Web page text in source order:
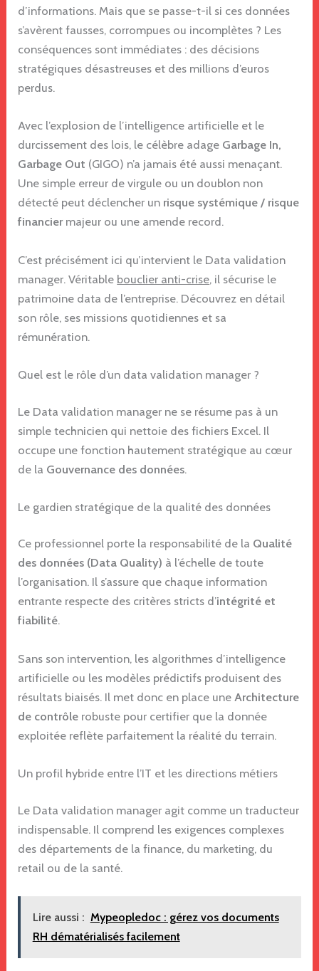
d’informations. Mais que se passe-t-il si ces données
s’avèrent fausses, corrompues ou incomplètes ? Les
conséquences sont immédiates : des décisions
stratégiques désastreuses et des millions d’euros
perdus.
Avec l’explosion de l’intelligence artificielle et le
durcissement des lois, le célèbre adage Garbage In,
Garbage Out (GIGO) n’a jamais été aussi menaçant.
Une simple erreur de virgule ou un doublon non
détecté peut déclencher un risque systémique / risque
financiermajeur ou une amende record.
C’est précisément ici qu’intervient le Data validation
manager. Véritable bouclier anti-crise, il sécurise le
patrimoine data de l’entreprise. Découvrez en détail
son rôle, ses missions quotidiennes et sa
rémunération.
Quel est le rôle d’un data validation manager ?
Le Data validation manager ne se résume pas à un
simple technicien qui nettoie des fichiers Excel. Il
occupe une fonction hautement stratégique au cœur
de la Gouvernance des données.
Le gardien stratégique de la qualité des données
Ce professionnel porte la responsabilité de la Qualité
des données (Data Quality) à l’échelle de toute
l’organisation. Il s’assure que chaque information
entrante respecte des critères stricts d’intégrité et
fiabilité.
Sans son intervention, les algorithmes d’intelligence
artificielle ou les modèles prédictifs produisent des
résultats biaisés. Il met donc en place une Architecture
de contrôle robuste pour certifier que la donnée
exploitée reflète parfaitement la réalité du terrain.
Un profil hybride entre l’IT et les directions métiers
Le Data validation manager agit comme un traducteur
indispensable. Il comprend les exigences complexes
des départements de la finance, du marketing, du
retail ou de la santé.
Lire aussi : Mypeopledoc : gérez vos documents
RH dématérialisés facilement